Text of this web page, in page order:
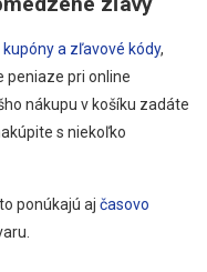
a zľavové kódy,
peniaze pri online
nákupu v košíku zadáte
s niekoľko
ponúkajú aj časovo